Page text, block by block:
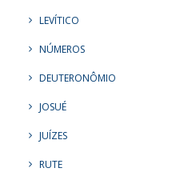
LEVÍTICO
NÚMEROS
DEUTERONÔMIO
JOSUÉ
JUÍZES
RUTE